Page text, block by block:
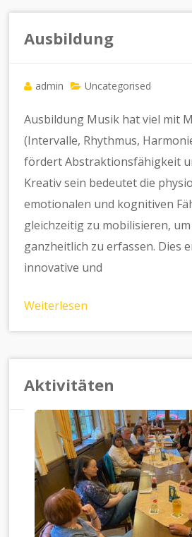
Ausbildung
admin Uncategorised
Ausbildung Musik hat viel mit
(Intervalle, Rhythmus,
fördert Abstraktionsfähigkeit
Kreativ sein bedeutet die
emotionalen und kognitiven
gleichzeitig zu mobilisieren,
ganzheitlich zu erfassen. Dies
innovative und
Weiterlesen
Aktivitäten